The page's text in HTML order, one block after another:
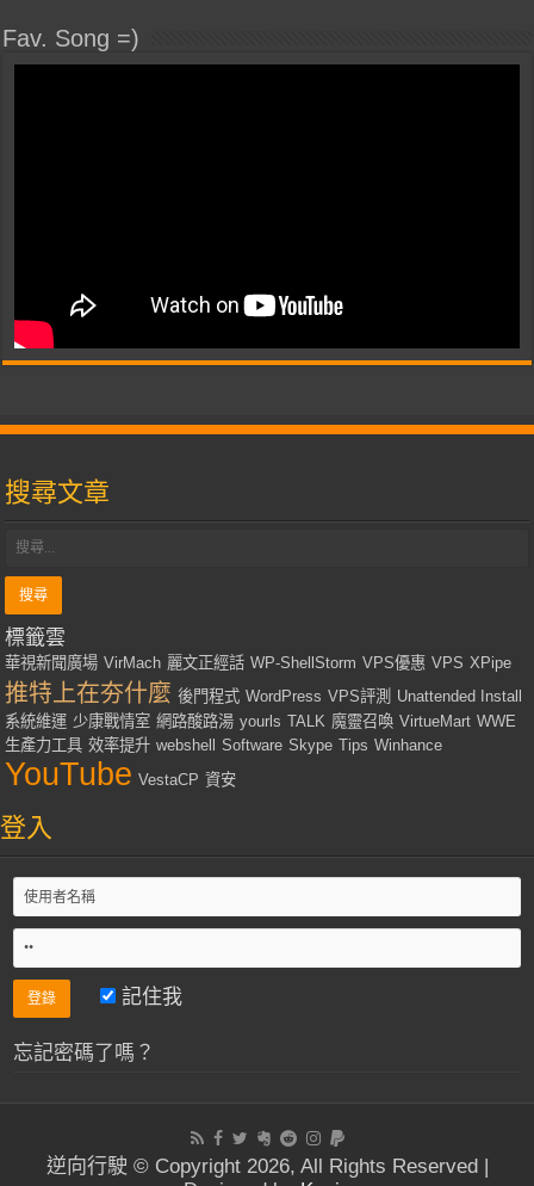
Fav. Song =)
搜尋文章
標籤雲
華視新聞廣場 VirMach 麗文正經話 WP-ShellStorm VPS優惠 VPS XPipe
推特上在夯什麼 後門程式 WordPress VPS評測 Unattended Install
系統維運 少康戰情室 網路酸路湯 yourls TALK 魔靈召喚 VirtueMart WWE
生產力工具 效率提升 webshell Software Skype Tips Winhance
YouTube VestaCP 資安
登入
記住我
忘記密碼了嗎？
逆向行駛 © Copyright 2026, All Rights Reserved |